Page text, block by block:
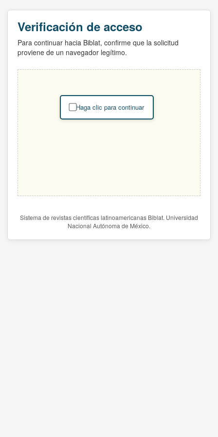
Verificación de acceso
Para continuar hacia Biblat, confirme que la solicitud
proviene de un navegador legítimo.
Haga clic para continuar
Sistema de revistas científicas latinoamericanas Biblat. Universidad
Nacional Autónoma de México.